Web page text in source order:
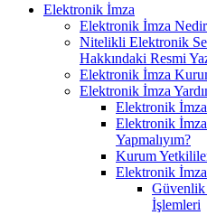
Elektronik İmza
Elektronik İmza
Nitelikli Elektronik
Hakkındaki Resmi
Elektronik İmza
Elektronik İmza
Elektronik İmza
Elektronik
Yapmalıyım?
Kurum
Elektronik
Güvenlik
İşlemleri